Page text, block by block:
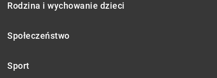
Rodzina i wychowanie dzieci
Społeczeństwo
Sport